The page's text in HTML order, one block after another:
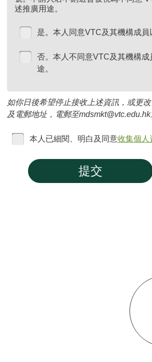
述推廣用途。
是。本人同意VTC及其機構成
否。本人不同意VTC及其機構
途。
如你日後希望停止接收上述資訊，或更
及電郵地址，電郵至mdsmkt@vtc.edu.hk
本人已細閱、明白及同意收集個人
提交